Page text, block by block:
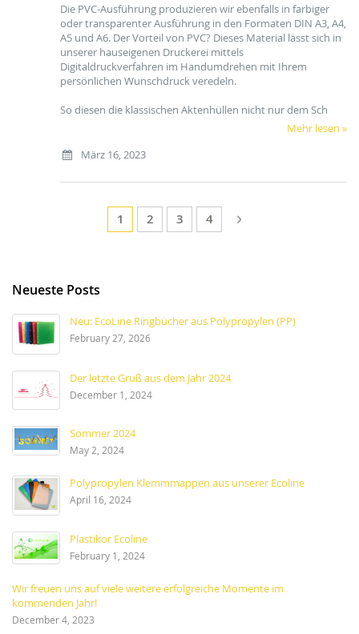
Die PVC-Ausführung produzieren wir ebenfalls in farbiger
oder transparenter Ausführung in den Formaten DIN A3, A4,
A5 und A6. Der Vorteil von PVC? Dieses Material lässt sich in
unserer hauseigenen Druckerei mittels
Digitaldruckverfahren im Handumdrehen mit Ihrem
persönlichen Wunschdruck veredeln.
So diesen die klassischen Aktenhüllen nicht nur dem Sch
Mehr lesen »
März 16, 2023
Seite
Sie lesen gerade die Seite
1 Seite
2 Seite
3 Seite
4 Seite
Weiter
Neueste Posts
Neu: EcoLine Ringbücher aus Polypropylen (PP)
February 27, 2026
Der letzte Gruß aus dem Jahr 2024
December 1, 2024
Sommer 2024
May 2, 2024
Polypropylen Klemmmappen aus unserer Ecoline
April 16, 2024
Plastikor Ecoline
February 1, 2024
Wir freuen uns auf viele weitere erfolgreiche Momente im
kommenden Jahr!
December 4, 2023